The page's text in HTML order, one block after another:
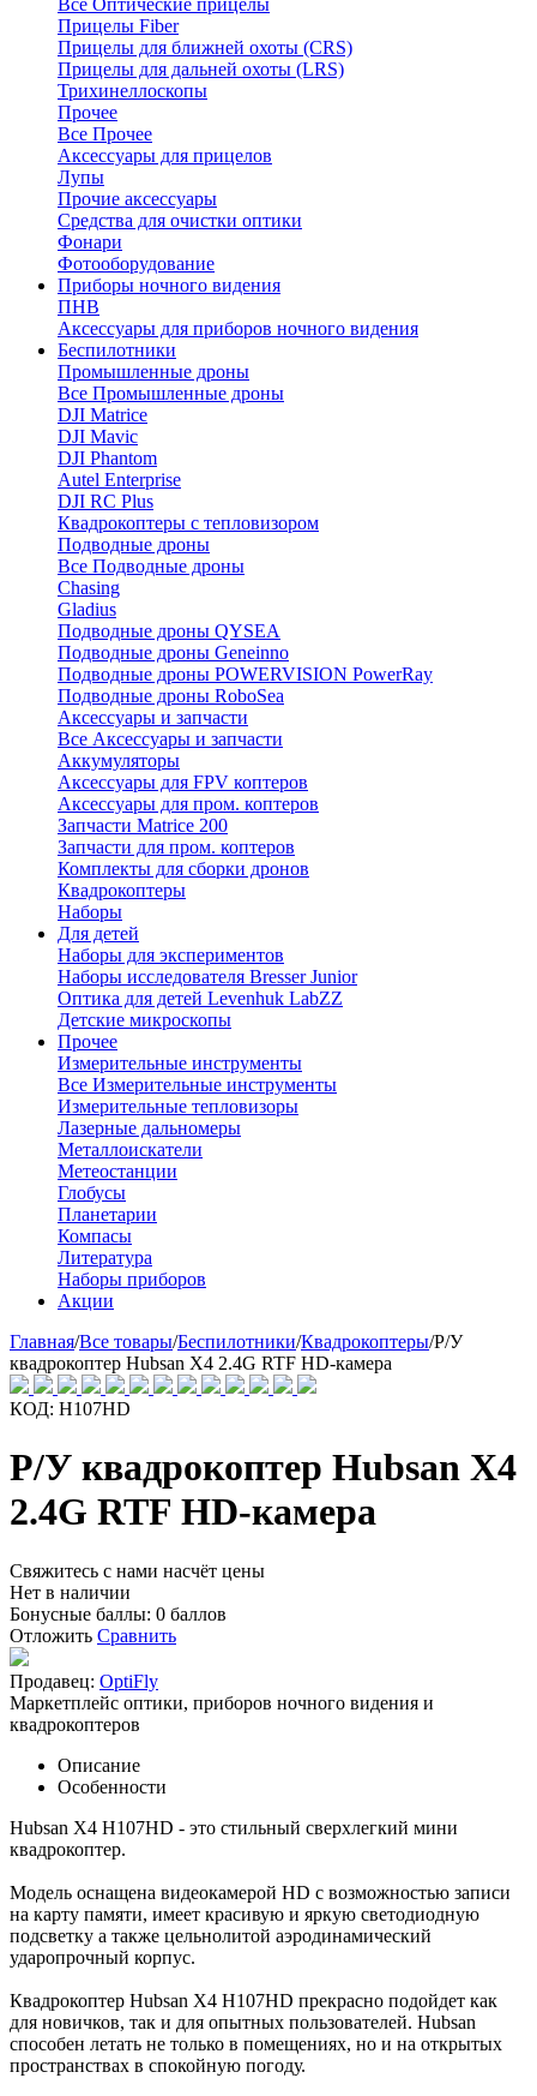
Все Оптические прицелы
Прицелы Fiber
Прицелы для ближней охоты (CRS)
Прицелы для дальней охоты (LRS)
Трихинеллоскопы
Прочее
Все Прочее
Аксессуары для прицелов
Лупы
Прочие аксессуары
Средства для очистки оптики
Фонари
Фотооборудование
Приборы ночного видения
ПНВ
Аксессуары для приборов ночного видения
Беспилотники
Промышленные дроны
Все Промышленные дроны
DJI Matrice
DJI Mavic
DJI Phantom
Autel Enterprise
DJI RC Plus
Квадрокоптеры с тепловизором
Подводные дроны
Все Подводные дроны
Chasing
Gladius
Подводные дроны QYSEA
Подводные дроны Geneinno
Подводные дроны POWERVISION PowerRay
Подводные дроны RoboSea
Аксессуары и запчасти
Все Аксессуары и запчасти
Аккумуляторы
Аксессуары для FPV коптеров
Аксессуары для пром. коптеров
Запчасти Matrice 200
Запчасти для пром. коптеров
Комплекты для сборки дронов
Квадрокоптеры
Наборы
Для детей
Наборы для экспериментов
Наборы исследователя Bresser Junior
Оптика для детей Levenhuk LabZZ
Детские микроскопы
Прочее
Измерительные инструменты
Все Измерительные инструменты
Измерительные тепловизоры
Лазерные дальномеры
Металлоискатели
Метеостанции
Глобусы
Планетарии
Компасы
Литература
Наборы приборов
Акции
Главная/Все товары/Беспилотники/Квадрокоптеры/Р/У
квадрокоптер Hubsan X4 2.4G RTF HD-камера
КОД: H107HD
Р/У квадрокоптер Hubsan X4
2.4G RTF HD-камера
Свяжитесь с нами насчёт цены
Нет в наличии
Бонусные баллы: 0 баллов
Отложить Сравнить
Продавец: OptiFly
Маркетплейс оптики, приборов ночного видения и
квадрокоптеров
Описание
Особенности
Hubsan X4 H107HD - это стильный сверхлегкий мини
квадрокоптер.
Модель оснащена видеокамерой HD с возможностью записи
на карту памяти, имеет красивую и яркую светодиодную
подсветку а также цельнолитой аэродинамический
ударопрочный корпус.
Квадрокоптер Hubsan X4 H107HD прекрасно подойдет как
для новичков, так и для опытных пользователей. Hubsan
способен летать не только в помещениях, но и на открытых
пространствах в спокойную погоду.